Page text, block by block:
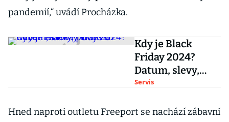
pandemií,“ uvádí Procházka.
Kdy je Black
Friday 2024?
Datum, slevy,
původ a Cyber
Servis
Hned naproti outletu Freeport se nachází zábavní